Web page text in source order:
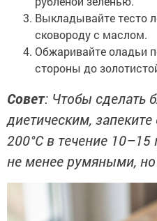
Выкладывайте тесто
сковороду с маслом.
Обжаривайте оладьи
стороны до
Совет: Чтобы сделать
диетическим,
200°C в течение
не менее румяными,